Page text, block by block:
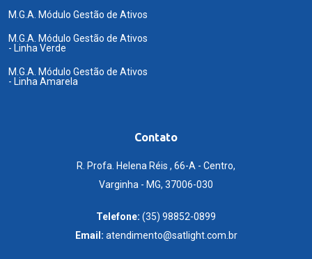
M.G.A. Módulo Gestão de Ativos
M.G.A. Módulo Gestão de Ativos
- Linha Verde
M.G.A. Módulo Gestão de Ativos
- Linha Amarela
Contato
R. Profa. Helena Réis , 66-A - Centro,
Varginha - MG, 37006-030
Telefone: (35) 98852-0899
Email: atendimento@satlight.com.br